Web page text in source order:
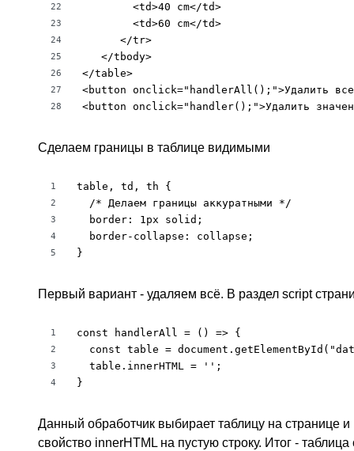
22
23
24
25
26
27
28
        <td>40 cm</td>
        <td>60 cm</td>
      </tr>
   </tbody>
</table>
<button onclick="handlerAll();">Удалить все
<button onclick="handler();">Удалить
Сделаем границы в таблице видимыми
1
2
3
4
5
table, td, th {
  /* Делаем границы аккуратными */
  border: 1px solid;
  border-collapse: collapse;
}
Первый вариант - удаляем всё. В раздел sсript
1
2
3
4
const handlerAll = () => {
const table =
  table.innerHTML = '';
}
Данный обработчик выбирает таблицу на странице и
свойство innerHTML на пустую строку. Итог - таблица